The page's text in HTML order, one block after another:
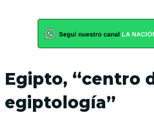
Egipto, “centro
egiptología”